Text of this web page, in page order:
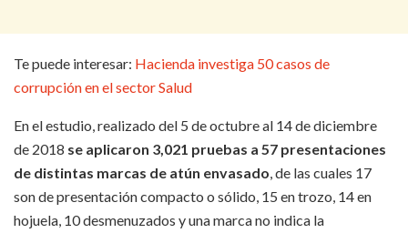
Te puede interesar: Hacienda investiga 50 casos de
corrupción en el sector Salud
En el estudio, realizado del 5 de octubre al 14 de diciembre
de 2018 se aplicaron 3,021 pruebas a 57 presentaciones
de distintas marcas de atún envasado , de las cuales 17
son de presentación compacto o sólido, 15 en trozo, 14 en
hojuela, 10 desmenuzados y una marca no indica la